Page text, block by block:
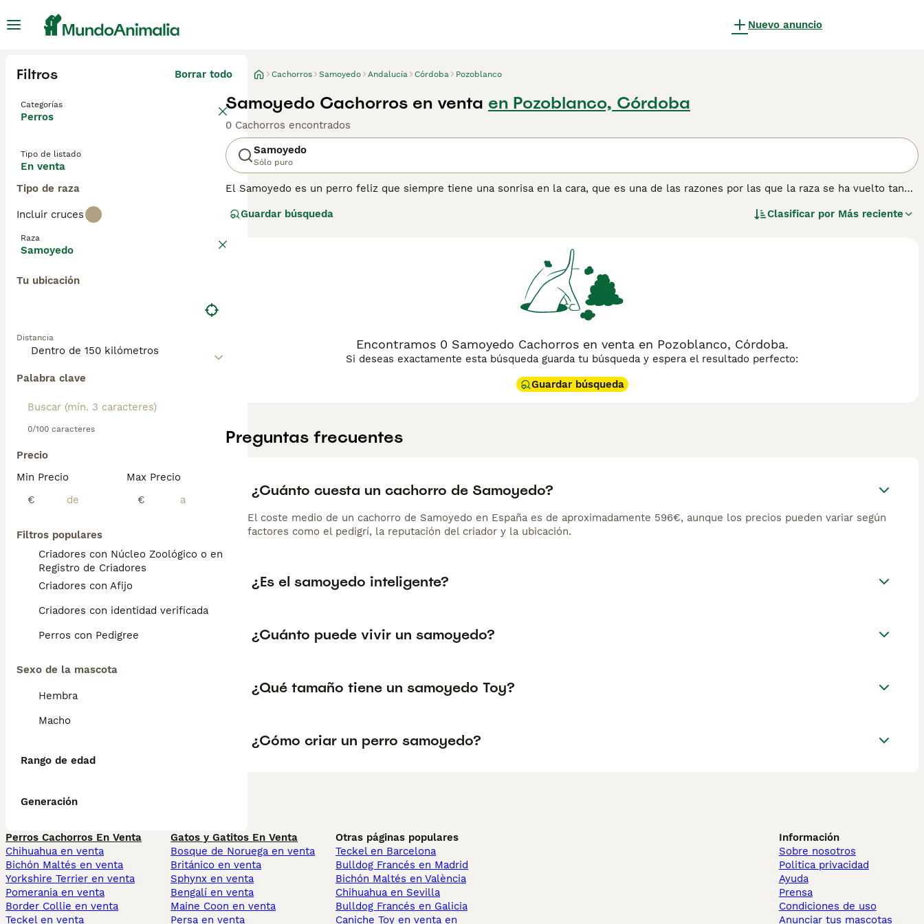
Nuevo anuncio
Filtros Borrar todo
Categorías
Perros
Tipo de listado
En venta
Tipo de raza
Incluir cruces
Raza
Samoyedo
Tu ubicación
Distancia
Palabra clave
0/100 caracteres
Precio
Min Precio
€
Max Precio
€
Filtros populares
Criadores con Núcleo Zoológico o en el
Registro de Criadores
Criadores con Afijo
Criadores con identidad verificada
Perros con Pedigree
Sexo de la mascota
Hembra
Macho
Rango de edad
Generación
Cachorros Samoyedo Andalucía Córdoba Pozoblanco
Samoyedo Cachorros en venta en Pozoblanco, Córdoba
0 Cachorros encontrados
Samoyedo
Sólo puro
El Samoyedo es un perro feliz que siempre tiene una sonrisa en la cara, que es una de las razones por las que la raza se ha vuelto tan
y ojos oscuros, es un verdadero placer tenerlo cerca gracias a su naturaleza cariñosa, divertida y alegre. Sin embargo, no son la mejor
para obtener información sobre esta raza de perro.
Guardar búsqueda Clasificar por Más reciente
Encontramos 0 Samoyedo Cachorros en venta en Pozoblanco, Córdoba.
Si deseas exactamente esta búsqueda guarda tu búsqueda y espera el resultado perfecto:
Guardar búsqueda
Preguntas frecuentes
¿Cuánto cuesta un cachorro de Samoyedo?
El coste medio de un cachorro de Samoyedo en España es de aproximadamente 596€, aunque los precios pueden variar según
factores como el pedigrí, la reputación del criador y la ubicación.
¿Es el samoyedo inteligente?
¿Cuánto puede vivir un samoyedo?
¿Qué tamaño tiene un samoyedo Toy?
¿Cómo criar un perro samoyedo?
Perros Cachorros En Venta
Chihuahua en venta
Bichón Maltés en venta
Yorkshire Terrier en venta
Pomerania en venta
Border Collie en venta
Teckel en venta
Gatos y Gatitos En Venta
Bosque de Noruega en venta
Británico en venta
Sphynx en venta
Bengalí en venta
Maine Coon en venta
Persa en venta
Otras páginas populares
Teckel en Barcelona
Bulldog Francés en Madrid
Bichón Maltés en València
Chihuahua en Sevilla
Bulldog Francés en Galicia
Caniche Toy en venta en
Información
Sobre nosotros
Politica privacidad
Ayuda
Prensa
Condiciones de uso
Anunciar tus mascotas